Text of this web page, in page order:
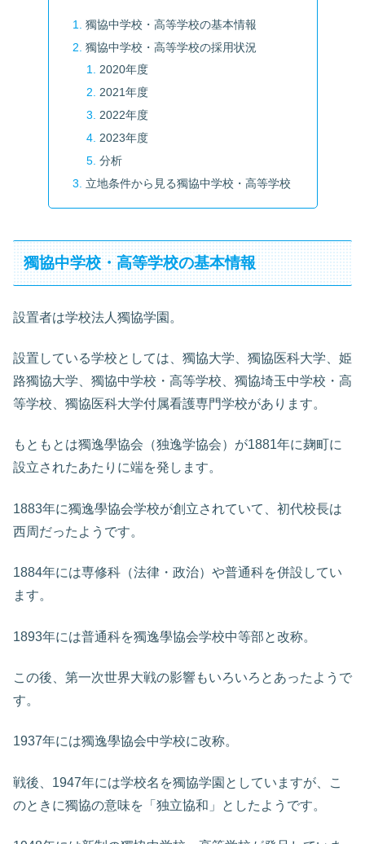
獨協中学校・高等学校の基本情報
獨協中学校・高等学校の採用状況
2020年度
2021年度
2022年度
2023年度
分析
立地条件から見る獨協中学校・高等学校
獨協中学校・高等学校の基本情報
設置者は学校法人獨協学園。
設置している学校としては、獨協大学、獨協医科大学、姫
路獨協大学、獨協中学校・高等学校、獨協埼玉中学校・高
等学校、獨協医科大学付属看護専門学校があります。
もともとは獨逸學協会（独逸学協会）が1881年に麹町に
設立されたあたりに端を発します。
1883年に獨逸學協会学校が創立されていて、初代校長は
西周だったようです。
1884年には専修科（法律・政治）や普通科を併設してい
ます。
1893年には普通科を獨逸學協会学校中等部と改称。
この後、第一次世界大戦の影響もいろいろとあったようで
す。
1937年には獨逸學協会中学校に改称。
戦後、1947年には学校名を獨協学園としていますが、こ
のときに獨協の意味を「独立協和」としたようです。